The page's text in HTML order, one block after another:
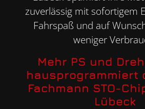
zuverlässig mit sofortigem
Fahrspaß und auf
weniger
Mehr PS und
hausprogrammiert
Fachmann STO-
Lübeck